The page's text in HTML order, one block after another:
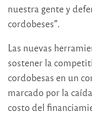
nuestra gente y
cordobeses”.
Las nuevas
sostener la
cordobesas en un
marcado por la
costo del